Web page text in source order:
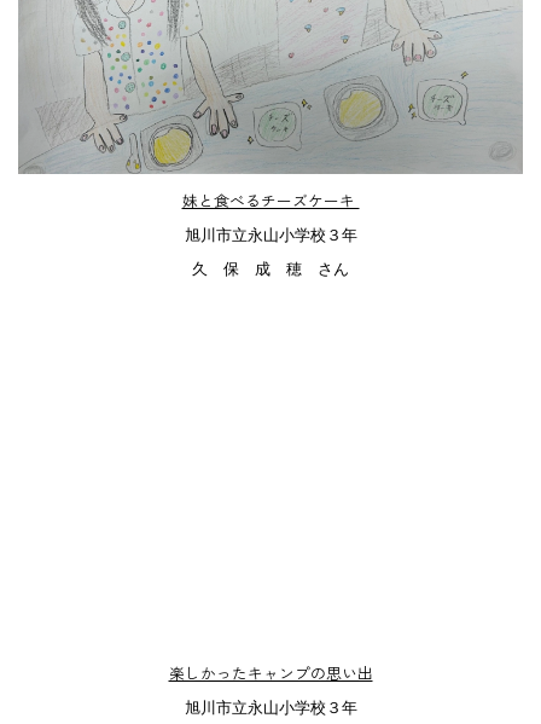
妹と食べるチーズケーキ
旭川市立永山小学校３年
久 保 成 穂 さん
楽しかったキャンプの思い出
旭川市立永山小学校３年